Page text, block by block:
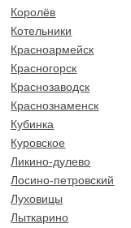
Королёв
Котельники
Красноармейск
Красногорск
Краснозаводск
Краснознаменск
Кубинка
Куровское
Ликино-дулево
Лосино-петровский
Луховицы
Лыткарино